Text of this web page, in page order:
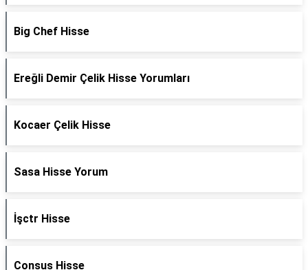
Big Chef Hisse
Ereğli Demir Çelik Hisse Yorumları
Kocaer Çelik Hisse
Sasa Hisse Yorum
İşctr Hisse
Consus Hisse